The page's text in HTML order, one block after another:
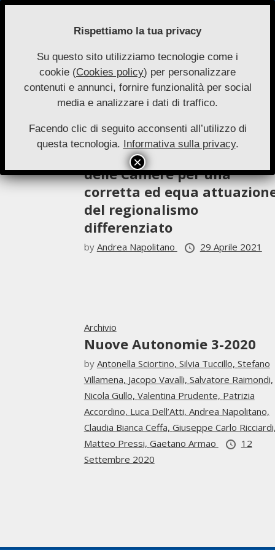
Skip
Nuove
Autonomie
Primary
Navigation
Menu
Napolitano
Saggi 3-2020
Il ruolo (imprescindibile)
delle Camere per una
corretta ed equa
del regionalismo
differenziato
by Andrea Napolitano 29 Aprile 2021
Archivio
Nuove Autonomie 3-2020
by Antonella Sciortino, Silvia Tuccillo, Stefano
Villamena, Jacopo Vavalli, Salvatore Raimondi,
Nicola Gullo, Valentina Prudente, Patrizia
Accordino, Luca Dell’Atti, Andrea Napolitano,
Claudia Bianca Ceffa, Giuseppe Carlo
Matteo Pressi, Gaetano Armao
12
Settembre 2020
Rispettiamo la tua privacy
Su questo sito utilizziamo tecnologie come i
cookie (Cookies policy) per personalizzare
contenuti e annunci, fornire funzionalità per social
media e analizzare i dati di traffico.
Facendo clic di seguito acconsenti all’utilizzo di
questa tecnologia. Informativa sulla privacy.